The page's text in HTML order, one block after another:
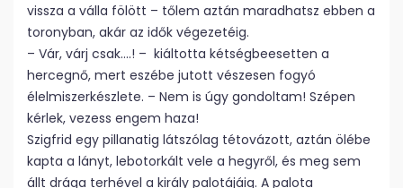
vissza a válla fölött – tőlem aztán maradhatsz ebben a
toronyban, akár az idők végezetéig.
– Vár, várj csak….! – kiáltotta kétségbeesetten a
hercegnő, mert eszébe jutott vészesen fogyó
élelmiszerkészlete. – Nem is úgy gondoltam! Szépen
kérlek, vezess engem haza!
Szigfrid egy pillanatig látszólag tétovázott, aztán ölébe
kapta a lányt, lebotorkált vele a hegyről, és meg sem
állt drága terhével a király palotájáig. A palota